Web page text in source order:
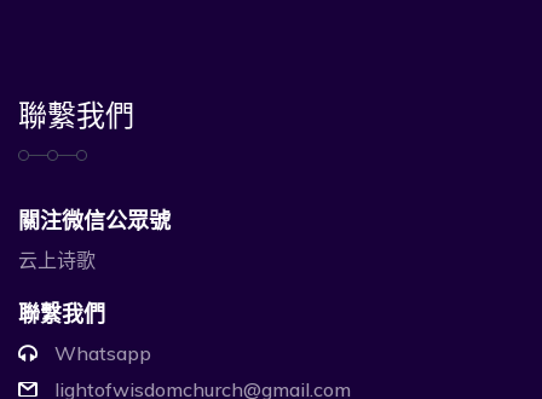
聯繫我們
關注微信公眾號
云上诗歌
聯繫我們
Whatsapp
lightofwisdomchurch@gmail.com